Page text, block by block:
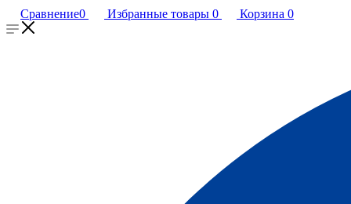
Сравнение0 Избранные товары 0 Корзина 0